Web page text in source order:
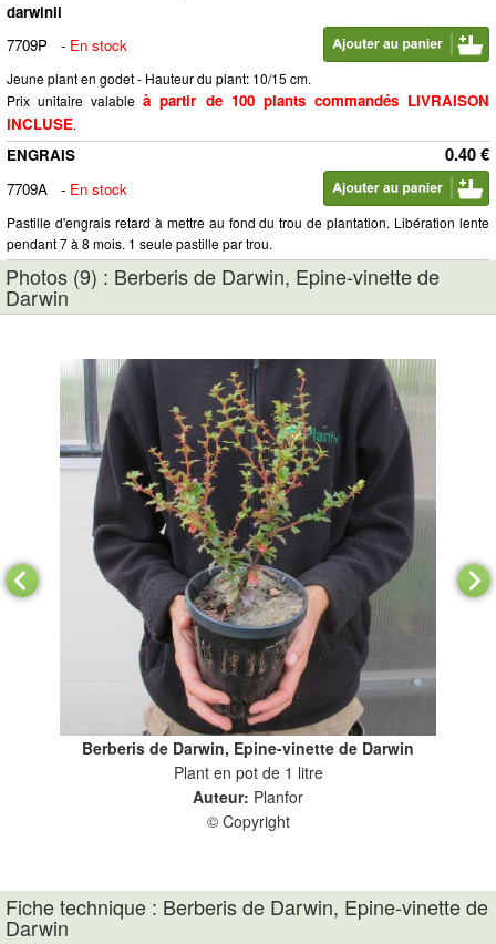
darwinii
7709P
- En stock
Jeune plant en godet - Hauteur du plant: 10/15 cm.
Prix unitaire valableà partir de 100 plants commandés LIVRAISON
INCLUSE.
0.40 €
ENGRAIS
7709A
- En stock
Pastille d'engrais retard à mettre au fond du trou de plantation. Libération lente
pendant 7 à 8 mois. 1 seule pastille par trou.
Photos (9) : Berberis de Darwin, Epine-vinette de
Darwin
Berberis de Darwin, Epine-vinette de Darwin
Plant en pot de 1 litre
Auteur: Planfor
© Copyright
Fiche technique : Berberis de Darwin, Epine-vinette de
Darwin